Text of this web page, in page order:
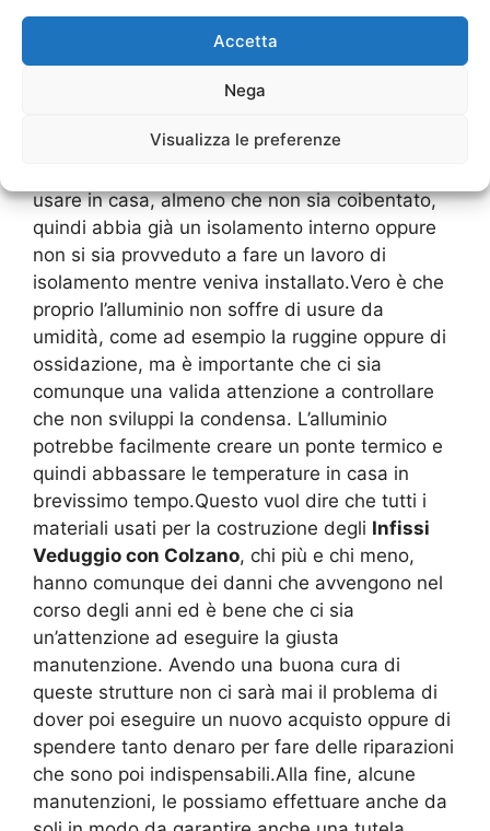
Accetta
Nega
Visualizza le preferenze
sia periodica. Inoltre, per non intaccare la sua
forma e qualità, ci deve essere un’attenzione
per quanto riguarda le pulizie. Meglio che ci sia
devono essere a PH neutro.Continuiamo con
usare in casa, almeno che non sia coibentato,
quindi abbia già un isolamento interno oppure
non si sia provveduto a fare un lavoro di
isolamento mentre veniva installato.Vero è che
proprio l’alluminio non soffre di usure da
umidità, come ad esempio la ruggine oppure di
ossidazione, ma è importante che ci sia
comunque una valida attenzione a controllare
che non sviluppi la condensa. L’alluminio
potrebbe facilmente creare un ponte termico e
quindi abbassare le temperature in casa in
brevissimo tempo.Questo vuol dire che tutti i
materiali usati per la costruzione degli Infissi
Veduggio con Colzano, chi più e chi meno,
hanno comunque dei danni che avvengono nel
corso degli anni ed è bene che ci sia
un’attenzione ad eseguire la giusta
manutenzione. Avendo una buona cura di
queste strutture non ci sarà mai il problema di
dover poi eseguire un nuovo acquisto oppure di
spendere tanto denaro per fare delle riparazioni
che sono poi indispensabili.Alla fine, alcune
manutenzioni, le possiamo effettuare anche da